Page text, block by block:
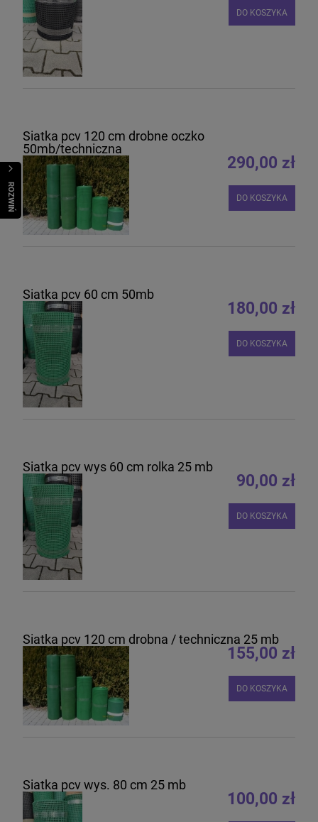
R
O
Z
W
I
Ń
O
B
I
DO KOSZYKA
Siatka pcv 120 cm drobne oczko
50mb/techniczna
290,00 zł
DO KOSZYKA
Siatka pcv 60 cm 50mb
180,00 zł
DO KOSZYKA
Siatka pcv wys 60 cm rolka 25 mb
90,00 zł
DO KOSZYKA
Siatka pcv 120 cm drobna / techniczna 25 mb
155,00 zł
DO KOSZYKA
Siatka pcv wys. 80 cm 25 mb
100,00 zł